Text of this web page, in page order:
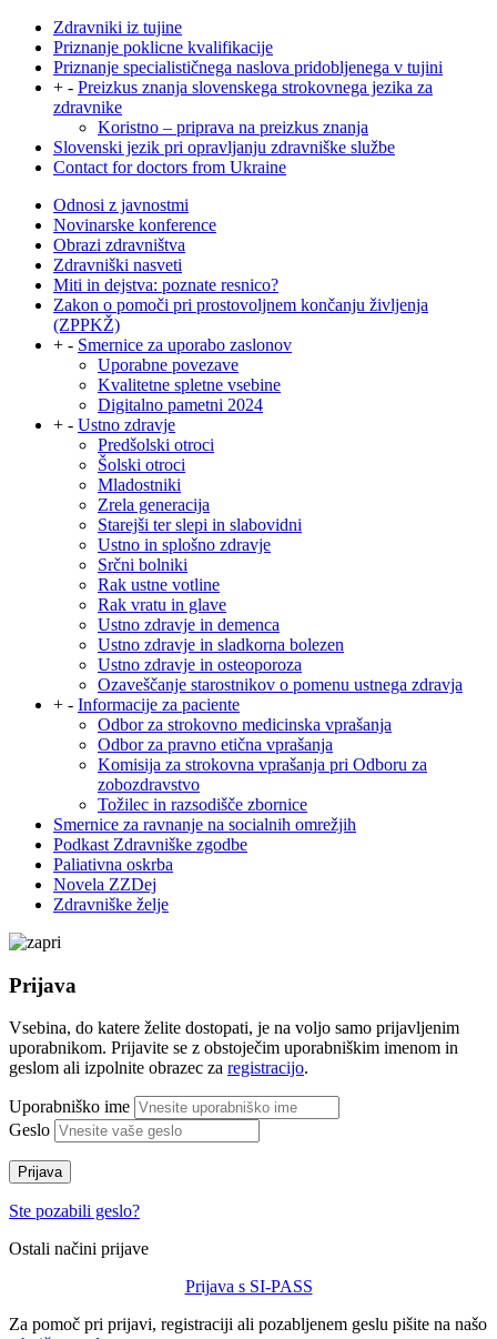
Zdravniki iz tujine
Priznanje poklicne kvalifikacije
Priznanje specialističnega naslova pridobljenega v tujini
+ - Preizkus znanja slovenskega strokovnega jezika za
zdravnike
Koristno – priprava na preizkus znanja
Slovenski jezik pri opravljanju zdravniške službe
Contact for doctors from Ukraine
Odnosi z javnostmi
Novinarske konference
Obrazi zdravništva
Zdravniški nasveti
Miti in dejstva: poznate resnico?
Zakon o pomoči pri prostovoljnem končanju življenja
(ZPPKŽ)
+ - Smernice za uporabo zaslonov
Uporabne povezave
Kvalitetne spletne vsebine
Digitalno pametni 2024
+ - Ustno zdravje
Predšolski otroci
Šolski otroci
Mladostniki
Zrela generacija
Starejši ter slepi in slabovidni
Ustno in splošno zdravje
Srčni bolniki
Rak ustne votline
Rak vratu in glave
Ustno zdravje in demenca
Ustno zdravje in sladkorna bolezen
Ustno zdravje in osteoporoza
Ozaveščanje starostnikov o pomenu ustnega zdravja
+ - Informacije za paciente
Odbor za strokovno medicinska vprašanja
Odbor za pravno etična vprašanja
Komisija za strokovna vprašanja pri Odboru za
zobozdravstvo
Tožilec in razsodišče zbornice
Smernice za ravnanje na socialnih omrežjih
Podkast Zdravniške zgodbe
Paliativna oskrba
Novela ZZDej
Zdravniške želje
Prijava
Vsebina, do katere želite dostopati, je na voljo samo prijavljenim
uporabnikom. Prijavite se z obstoječim uporabniškim imenom in
geslom ali izpolnite obrazec za registracijo.
Uporabniško ime
Geslo
Prijava
Ste pozabili geslo?
Ostali načini prijave
Prijava s SI-PASS
Za pomoč pri prijavi, registraciji ali pozabljenem geslu pišite na našo